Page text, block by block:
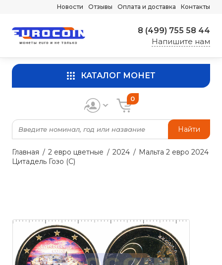
Новости Отзывы Оплата и доставка Контакты
8 (499) 755 58 44
Напишите нам
КАТАЛОГ МОНЕТ
Найти
0
Главная 2 евро цветные 2024
Мальта 2 евро 2024
Цитадель Гозо (C)